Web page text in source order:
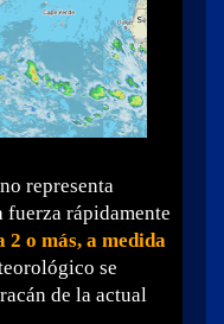
representa
fuerza rápidamente
o más, a medida
se
de la actual